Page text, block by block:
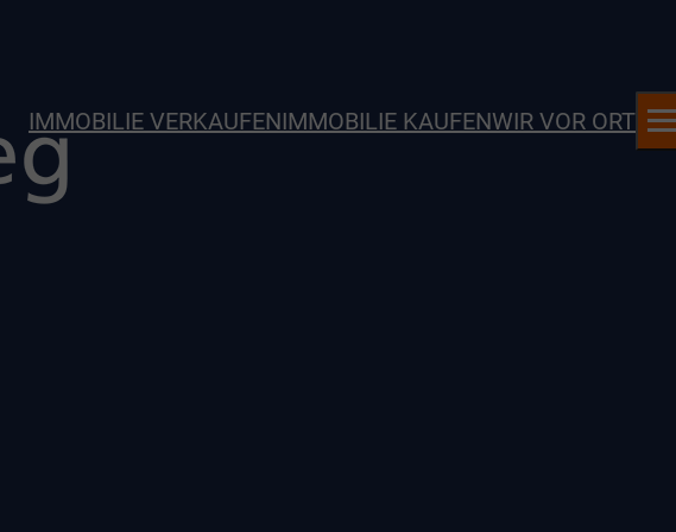
IMMOBILIE VERKAUFENIMMOBILIE KAUFENWIR VOR ORT